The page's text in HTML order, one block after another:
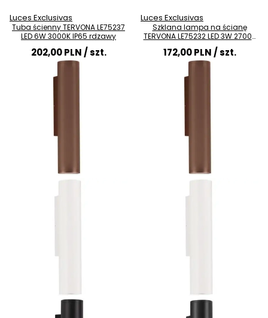
Luces Exclusivas
Tuba ścienny TERVONA LE75237
LED 6W 3000K IP65 rdzawy
202,00 PLN/ szt.
Luces Exclusivas
Szklana lampa na ścianę
TERVONA LE75232 LED 3W 2700K
IP65 sopel rdzawy
172,00 PLN/ szt.